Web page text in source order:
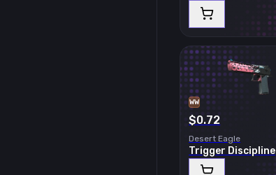
WW
$0.72
Desert Eagle
Trigger Discipline